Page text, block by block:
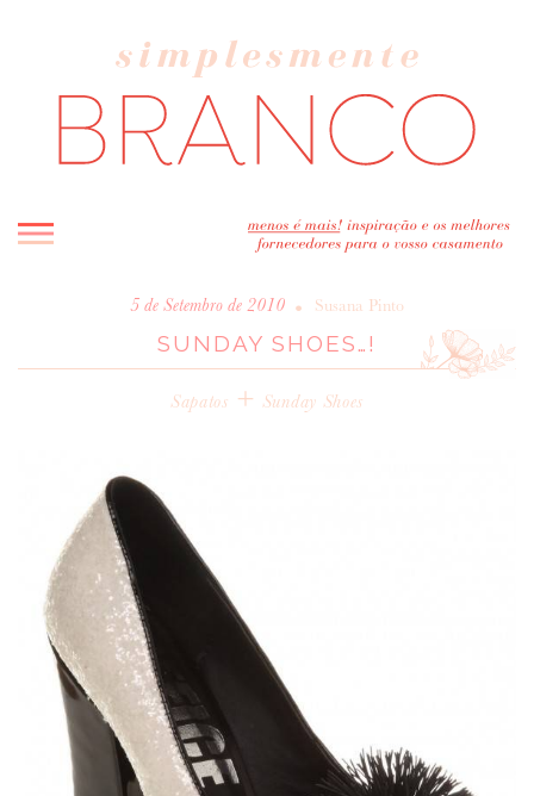
INICIO
BLOG
ENTREVISTAS
FORNECEDORES RECOMENDADOS
ANUNCIE CONNOSCO
5 de Setembro de 2010 • Susana Pinto
SUNDAY SHOES…!
Sapatos + Sunday Shoes